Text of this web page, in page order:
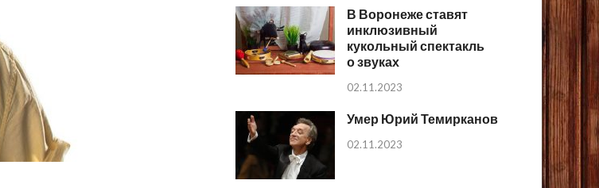
В Воронеже ставят
инклюзивный
кукольный спектакль
о звуках
02.11.2023
Умер Юрий Темирканов
02.11.2023